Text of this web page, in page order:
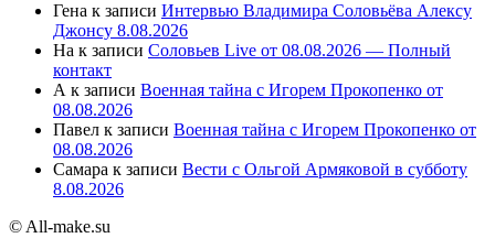
Гена к записи Интервью Владимира Соловьёва Алексу
Джонсу 8.08.2026
На к записи Соловьев Live от 08.08.2026 — Полный
контакт
А к записи Военная тайна с Игорем Прокопенко от
08.08.2026
Павел к записи Военная тайна с Игорем Прокопенко от
08.08.2026
Самара к записи Вести с Ольгой Армяковой в субботу
8.08.2026
© All-make.su